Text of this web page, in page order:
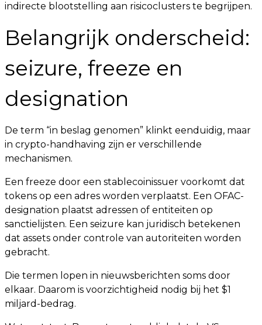
indirecte blootstelling aan risicoclusters te begrijpen.
Belangrijk onderscheid:
seizure, freeze en
designation
De term “in beslag genomen” klinkt eenduidig, maar
in crypto-handhaving zijn er verschillende
mechanismen.
Een freeze door een stablecoinissuer voorkomt dat
tokens op een adres worden verplaatst. Een OFAC-
designation plaatst adressen of entiteiten op
sanctielijsten. Een seizure kan juridisch betekenen
dat assets onder controle van autoriteiten worden
gebracht.
Die termen lopen in nieuwsberichten soms door
elkaar. Daarom is voorzichtigheid nodig bij het $1
miljard-bedrag.